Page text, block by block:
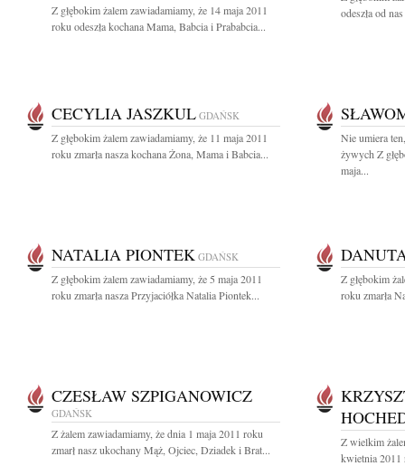
Z głębokim żalem zawiadamiamy, że 14 maja 2011
roku odeszła kochana Mama, Babcia i Prababcia...
odeszła od
CECYLIA JASZKUL GDAŃSK
Z głębokim żalem zawiadamiamy, że 11 maja 2011
roku zmarła nasza kochana Żona, Mama i Babcia...
Nie umiera
żywych Z
maja...
NATALIA PIONTEK GDAŃSK
Z głębokim żalem zawiadamiamy, że 5 maja 2011
roku zmarła nasza Przyjaciółka Natalia Piontek...
Z głębokim
roku zmarła
CZESŁAW SZPIGANOWICZ
GDAŃSK
Z żalem zawiadamiamy, że dnia 1 maja 2011 roku
zmarł nasz ukochany Mąż, Ojciec, Dziadek i Brat...
Z wielkim
kwietnia 2011